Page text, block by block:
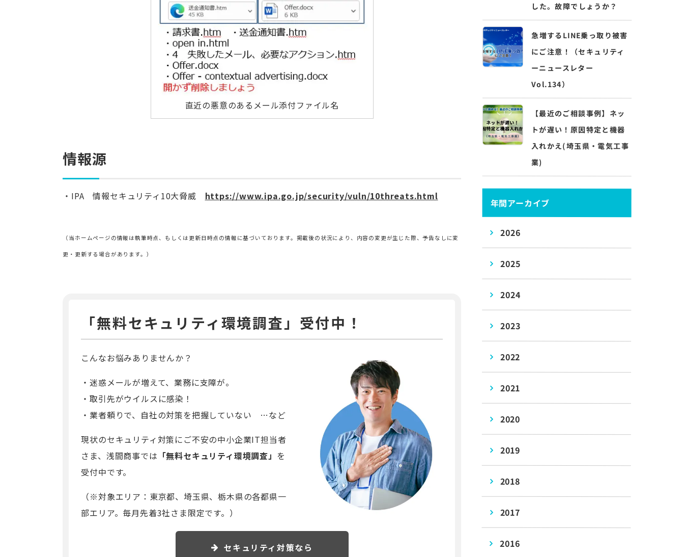
直近の悪意のあるメール添付ファイル名
情報源
IPA 情報セキュリティ10大脅威 https://www.ipa.go.jp/security/vuln/10threats.html
（当ホームページの情報は執筆時点、もしくは更新日時点の情報に基づいております。掲載後の状況により、内容の変更が生じた際、予告なしに変
更・更新する場合があります。）
「無料セキュリティ環境調査」受付中！
こんなお悩みありませんか？
迷惑メールが増えて、業務に支障が。
取引先がウイルスに感染！
業者頼りで、自社の対策を把握していない …など
現状のセキュリティ対策にご不安の中小企業IT担当者
さま、浅間商事では 「無料セキュリティ環境調査」 を
受付中です。
（※対象エリア：東京都、埼玉県、栃木県の各都県一
部エリア。毎月先着3社さま限定です。）
セキュリティ対策なら
した。故障でしょうか？
急増するLINE乗っ取り被害
にご注意！（セキュリティ
ーニュースレター
Vol.134）
【最近のご相談事例】ネッ
トが遅い！原因特定と機器
入れかえ(埼玉県・電気工事
業)
年間アーカイブ
2026
2025
2024
2023
2022
2021
2020
2019
2018
2017
2016